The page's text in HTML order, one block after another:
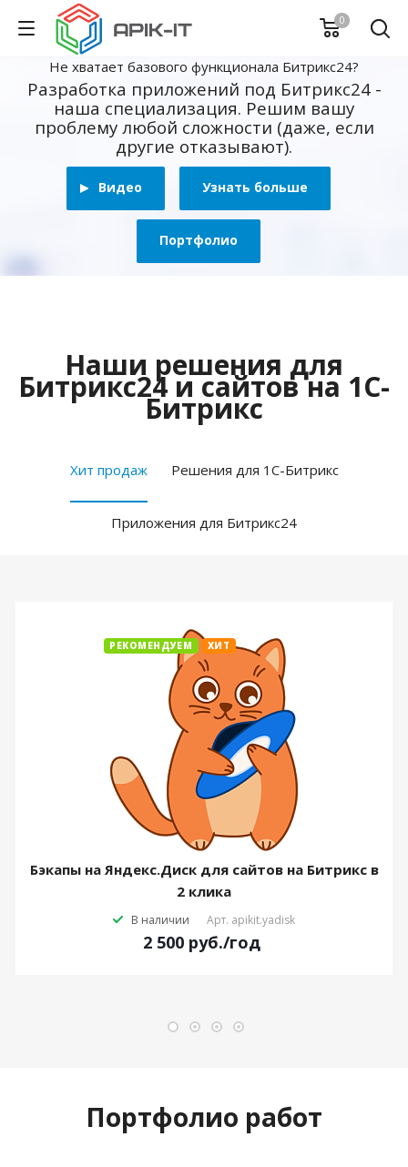
0
Не хватает базового функционала Битрикс24?
Разработка приложений под Битрикс24 -
наша специализация. Решим вашу
проблему любой сложности (даже, если
другие отказывают).
Видео Узнать больше
Портфолио
Наши решения для
Битрикс24 и сайтов на 1С-
Битрикс
Хит продаж Решения для 1С-Битрикс
Приложения для Битрикс24
РЕКОМЕНДУЕМ ХИТ
Бэкапы на Яндекс.Диск для сайтов на Битрикс в
2 клика
В наличии Арт. apikit.yadisk
2 500 руб./год
Портфолио работ